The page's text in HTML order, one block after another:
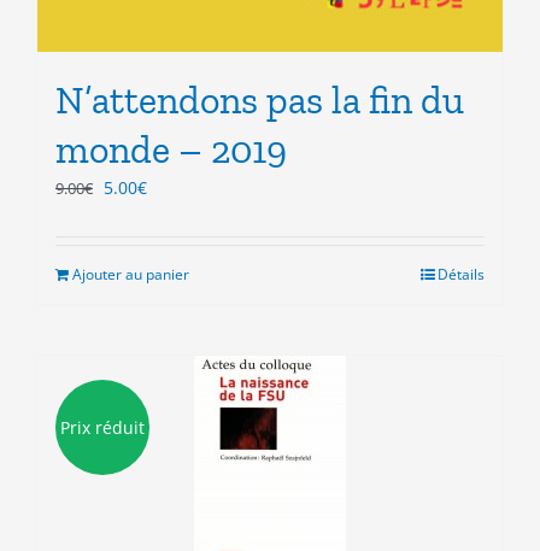
N’attendons pas la fin du
monde – 2019
9.00€ Le
était :
5.00€Le
est :
Ajouter au panier Détails
Prix réduit